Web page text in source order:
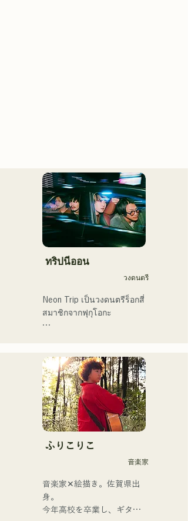
ทริปนีออน
วงดนตรี
Neon Trip เป็นวงดนตรีร็อกสี่
สมาชิกจากฟุกุโอกะ
เดือนพฤศจิกายน 2023
แก่นแท้ของป๊อปร็อกถูก
ถ่ายทอดผ่านบทเพลงอันแสน
คิดถึง ขับร้องโดยนักร้องและ
มือกีตาร์ ยูมะ คามิยะ
ท่วงทำนองและเนื้อร้องที่บาง
ดนตรีที่หลากหลายของ
สมาชิกในวง ก่อให้เกิดดนตรี
ที่หลากหลาย และยังคง
ふりこりこ
音楽家
音楽家✕絵描き。佐賀県出
身。
今年高校を卒業し、ギター